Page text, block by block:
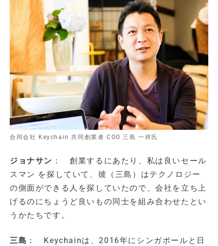
合同会社 Keychain 共同創業者 COO 三島 一祥氏
ジョナサン ： 創業するにあたり、私は良いセール
スマン を探していて、彼（三島）はテクノロジー
の側面ができる人を探していたので、会社を立ち上
げるのにちょうど良いもの同士を組み合わせたとい
うかたちです。
三島 ： Keychainは、2016年にシンガポールと日